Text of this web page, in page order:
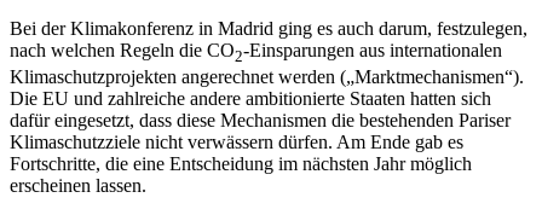
Bei der Klimakonferenz in Madrid ging es auch darum, festzulegen,
nach welchen Regeln die CO2-Einsparungen aus internationalen
Klimaschutzprojekten angerechnet werden („Marktmechanismen“).
Die EU und zahlreiche andere ambitionierte Staaten hatten sich
dafür eingesetzt, dass diese Mechanismen die bestehenden Pariser
Klimaschutzziele nicht verwässern dürfen. Am Ende gab es
Fortschritte, die eine Entscheidung im nächsten Jahr möglich
erscheinen lassen.